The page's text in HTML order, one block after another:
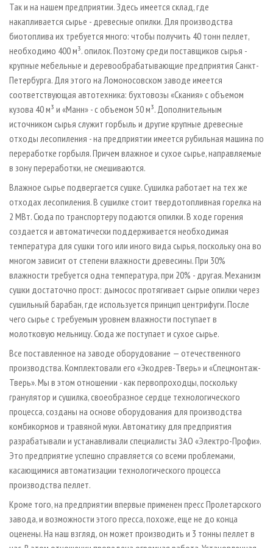
Так и на нашем предприятии. Здесь имеется склад, где
накапливается сырье - древесные опилки. Для производства
биотоплива их требуется много: чтобы получить 40 тонн пеллет,
необходимо 400 м³. опилок. Поэтому среди поставщиков сырья -
крупные мебельные и деревообрабатывающие предприятия Санкт-
Петербурга. Для этого на Ломоносовском заводе имеется
соответствующая автотехника: бухтовозы «Скания» с объемом
кузова 40 м³ и «Манн» - с объемом 50 м³. Дополнительным
источником сырья служит горбыль и другие крупные древесные
отходы лесопиления - на предприятии имеется рубильная машина по
переработке горбыля. Причем влажное и сухое сырье, направляемые
в зону переработки, не смешиваются.
Влажное сырье подвергается сушке. Сушилка работает на тех же
отходах лесопиления. В сушилке стоит твердотопливная горелка на
2 МВт. Сюда по транспортеру подаются опилки. В ходе горения
создается и автоматически поддерживается необходимая
температура для сушки того или иного вида сырья, поскольку она во
многом зависит от степени влажности древесины. При 30%
влажности требуется одна температура, при 20% - другая. Механизм
сушки достаточно прост: дымосос протягивает сырые опилки через
сушильный барабан, где используется принцип центрифуги. После
чего сырье с требуемым уровнем влажности поступает в
молотковую мельницу. Сюда же поступает и сухое сырье.
Все поставленное на заводе оборудование — отечественного
производства. Комплектовали его «Экодрев-Тверь» и «Спецмонтаж-
Тверь». Мы в этом отношении - как первопроходцы, поскольку
гранулятор и сушилка, своеобразное сердце технологического
процесса, созданы на основе оборудования для производства
комбикормов и травяной муки. Автоматику для предприятия
разрабатывали и устанавливали специалисты ЗАО «Электро-Профи».
Это предприятие успешно справляется со всеми проблемами,
касающимися автоматизации технологического процесса
производства пеллет.
Кроме того, на предприятии впервые применен пресс Пролетарского
завода, и возможности этого пресса, похоже, еще не до конца
оценены. На наш взгляд, он может производить и 3 тонны пеллет в